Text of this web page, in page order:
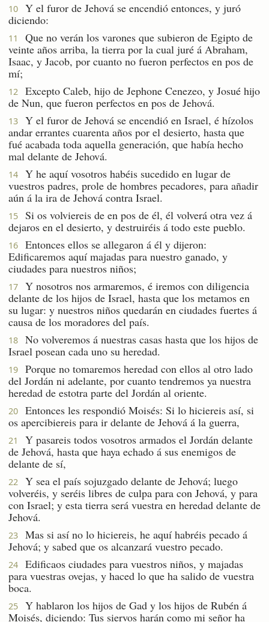
10
Y el furor de Jehová se encendió entonces, y juró
diciendo:
11
Que no verán los varones que subieron de Egipto de
veinte años arriba, la tierra por la cual juré á Abraham,
Isaac, y Jacob, por cuanto no fueron perfectos en pos de
mí;
12
Excepto Caleb, hijo de Jephone Cenezeo, y Josué hijo
de Nun, que fueron perfectos en pos de Jehová.
13
Y el furor de Jehová se encendió en Israel, é hízolos
andar errantes cuarenta años por el desierto, hasta que
fué acabada toda aquella generación, que había hecho
mal delante de Jehová.
14
Y he aquí vosotros habéis sucedido en lugar de
vuestros padres, prole de hombres pecadores, para añadir
aún á la ira de Jehová contra Israel.
15
Si os volviereis de en pos de él, él volverá otra vez á
dejaros en el desierto, y destruiréis á todo este pueblo.
16
Entonces ellos se allegaron á él y dijeron:
Edificaremos aquí majadas para nuestro ganado, y
ciudades para nuestros niños;
17
Y nosotros nos armaremos, é iremos con diligencia
delante de los hijos de Israel, hasta que los metamos en
su lugar: y nuestros niños quedarán en ciudades fuertes á
causa de los moradores del país.
18
No volveremos á nuestras casas hasta que los hijos de
Israel posean cada uno su heredad.
19
Porque no tomaremos heredad con ellos al otro lado
del Jordán ni adelante, por cuanto tendremos ya nuestra
heredad de estotra parte del Jordán al oriente.
20
Entonces les respondió Moisés: Si lo hiciereis así, si
os apercibiereis para ir delante de Jehová á la guerra,
21
Y pasareis todos vosotros armados el Jordán delante
de Jehová, hasta que haya echado á sus enemigos de
delante de sí,
22
Y sea el país sojuzgado delante de Jehová; luego
volveréis, y seréis libres de culpa para con Jehová, y para
con Israel; y esta tierra será vuestra en heredad delante de
Jehová.
23
Mas si así no lo hiciereis, he aquí habréis pecado á
Jehová; y sabed que os alcanzará vuestro pecado.
24
Edificaos ciudades para vuestros niños, y majadas
para vuestras ovejas, y haced lo que ha salido de vuestra
boca.
25
Y hablaron los hijos de Gad y los hijos de Rubén á
Moisés, diciendo: Tus siervos harán como mi señor ha